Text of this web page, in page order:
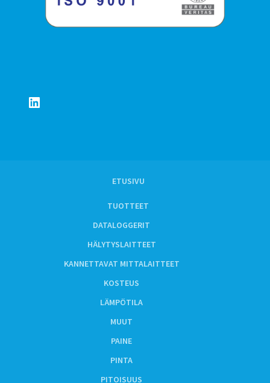
LinkedIn
ETUSIVU
TUOTTEET
DATALOGGERIT
HÄLYTYSLAITTEET
KANNETTAVAT MITTALAITTEET
KOSTEUS
LÄMPÖTILA
MUUT
PAINE
PINTA
PITOISUUS